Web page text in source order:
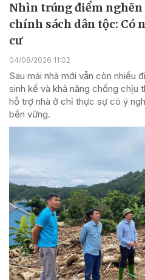
Nhìn trúng điểm nghẽn
chính sách dân tộc: Có
cư
04/08/2026 11:02
Sau mái nhà mới vẫn còn nhiều
sinh kế và khả năng chống chịu
hỗ trợ nhà ở chỉ thực sự có ý
bền vững.